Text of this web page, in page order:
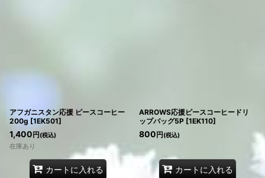
アフガニスタン応援 ピースコーヒー
200g [1EK501]
1,400 円 (税込)
在庫あり
カートに入れる
ARROWS応援ピースコーヒードリ
ップバッグ5P [1EK110]
800 円 (税込)
カートに入れる